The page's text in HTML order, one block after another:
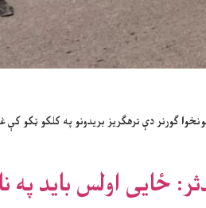
ګورنر دې ترهګریز بریدونو په کلکو ټکو
ځایی اولس باید په